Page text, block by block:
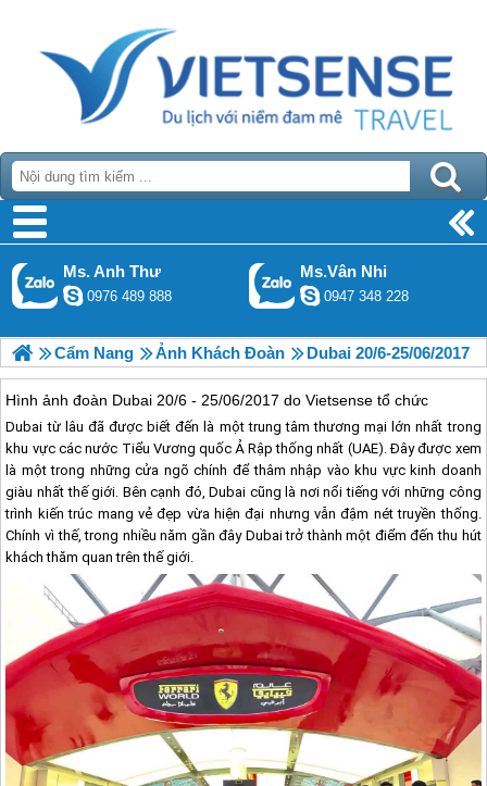
Ms. Anh Thư
0976 489 888
Ms.Vân Nhi
0947 348 228
Cẩm Nang Ảnh Khách Đoàn Dubai 20/6-25/06/2017
Hình ảnh đoàn Dubai 20/6 - 25/06/2017 do Vietsense tổ chức
Dubai từ lâu đã được biết đến là một trung tâm thương mại lớn nhất trong
khu vực các nước Tiểu Vương quốc Ả Rập thống nhất (UAE). Đây được xem
là một trong những cửa ngõ chính để thâm nhập vào khu vực kinh doanh
giàu nhất thế giới. Bên cạnh đó,Dubai cũng là nơi nổi tiếng với những công
trình kiến trúc mang vẻ đẹp vừa hiện đại nhưng vẫn đậm nét truyền thống.
Chính vì thế, trong nhiều năm gần đây Dubaitrở thành một điểm đến thu hút
khách thăm quan trên thế giới.